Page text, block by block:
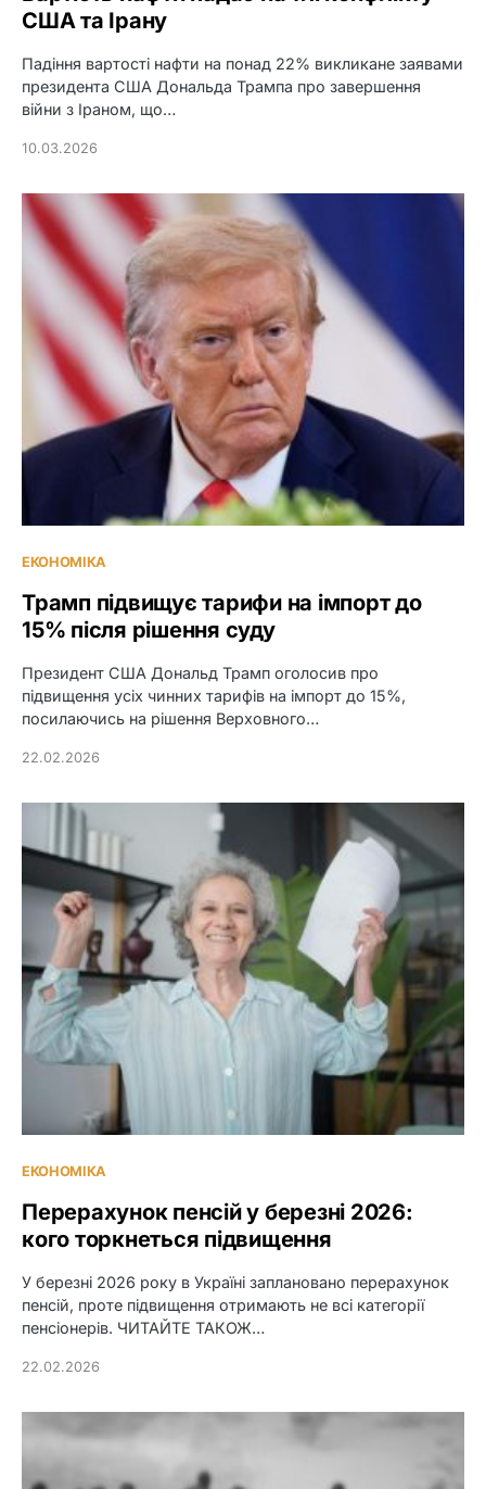
США та Ірану
Падіння вартості нафти на понад 22% викликане заявами
президента США Дональда Трампа про завершення
війни з Іраном, що…
10.03.2026
ЕКОНОМІКА
Трамп підвищує тарифи на імпорт до
15% після рішення суду
Президент США Дональд Трамп оголосив про
підвищення усіх чинних тарифів на імпорт до 15%,
посилаючись на рішення Верховного…
22.02.2026
ЕКОНОМІКА
Перерахунок пенсій у березні 2026:
кого торкнеться підвищення
У березні 2026 року в Україні заплановано перерахунок
пенсій, проте підвищення отримають не всі категорії
пенсіонерів. ЧИТАЙТЕ ТАКОЖ…
22.02.2026